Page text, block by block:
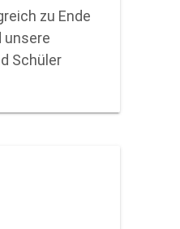
zu Ende
unsere
Schüler